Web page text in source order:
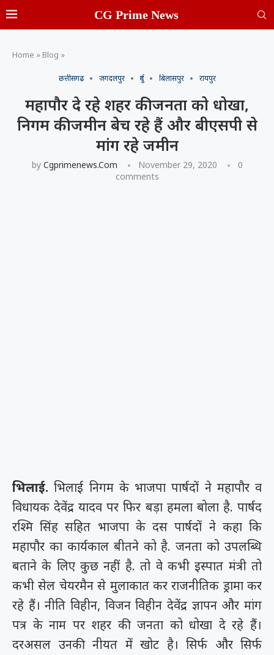
CG Prime News
Home » Blog »
छत्तीसगढ़ जगदलपुर दुर्ग बिलासपुर रायपुर
महापौर दे रहे शहर की जनता को धोखा,
निगम की जमीन बेच रहे हैं और बीएसपी से
मांग रहे जमीन
by Cgprimenews.com November 29, 2020
0
comments
भिलाई. भिलाई निगम के भाजपा पार्षदों ने महापौर व
विधायक देवेंद्र यादव पर फिर बड़ा हमला बोला है. पार्षद
रश्मि सिंह सहित भाजपा के दस पार्षदों ने कहा कि
महापौर का कार्यकाल बीतने को है. जनता को उपलब्धि
बताने के लिए कुछ नहीं है. तो वे कभी इस्पात मंत्री तो
कभी सेल चेयरमैन से मुलाकात कर राजनीतिक ड्रामा कर
रहे हैं। नीति विहीन, विजन विहीन देवेंद्र ज्ञापन और मांग
पत्र के नाम पर शहर की जनता को धोखा दे रहे हैं।
दरअसल उनकी नीयत में खोट है। सिर्फ और सिर्फ